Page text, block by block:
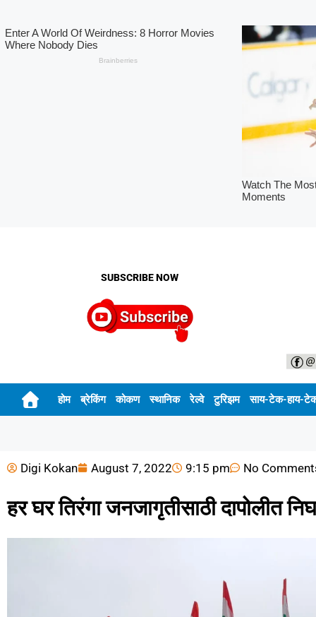
SUBSCRIBE NOW
होम ब्रेकिंग कोकण स्थानिक रेल्वे टुरिझम साय-टेक-हाय-
Digi Kokan August 7, 2022 9:15 pm No
हर घर तिरंगा जनजागृतीसाठी दापोलीत